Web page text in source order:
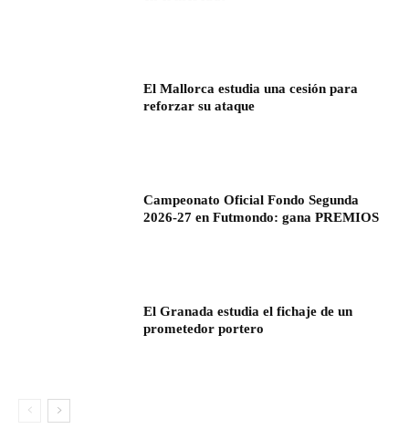
El Mallorca estudia una cesión para
reforzar su ataque
Campeonato Oficial Fondo Segunda
2026-27 en Futmondo: gana PREMIOS
El Granada estudia el fichaje de un
prometedor portero